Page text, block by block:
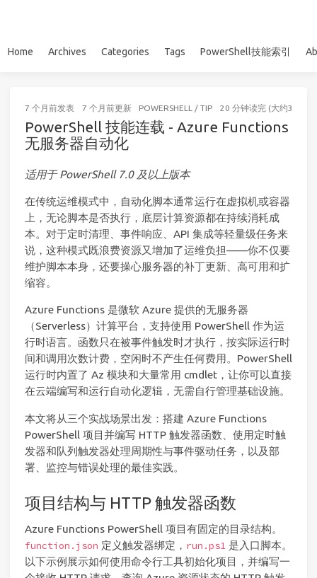
Home Archives Categories Tags PowerShell技能索引
7 个月前发表 7 个月前更新 POWERSHELL / TIP 20 分钟读完 (大约3061
PowerShell 技能连载 - Azure Functions
无服务器自动化
适用于 PowerShell 7.0 及以上版本
在传统运维模式中，自动化脚本通常运行在虚拟机或容器
上，无论脚本是否执行，底层计算资源都在持续消耗成
本。对于定时清理、事件响应、API 集成等轻量级任务来
说，这种模式既浪费资源又增加了运维负担——你不仅要
维护脚本本身，还要操心服务器的补丁更新、高可用和扩
缩容。
Azure Functions 是微软 Azure 提供的无服务器
（Serverless）计算平台，支持使用 PowerShell 作为运
行时语言。函数只在被事件触发时才执行，按实际运行时
间和调用次数计费，空闲时不产生任何费用。PowerShell
运行时内置了 Az 模块和大量常用 cmdlet，让你可以直接
在云端编写和运行自动化逻辑，无需自行管理基础设施。
本文将从三个实战场景出发：搭建 Azure Functions
PowerShell 项目并编写 HTTP 触发器函数、使用定时触
发器和队列触发器处理周期性与事件驱动任务，以及部
署、监控与错误处理的最佳实践。
项目结构与 HTTP 触发器函数
Azure Functions PowerShell 项目有固定的目录结构。
function.json 定义触发器绑定， run.ps1 是入口脚本。
以下示例展示如何使用命令行工具初始化项目，并编写一